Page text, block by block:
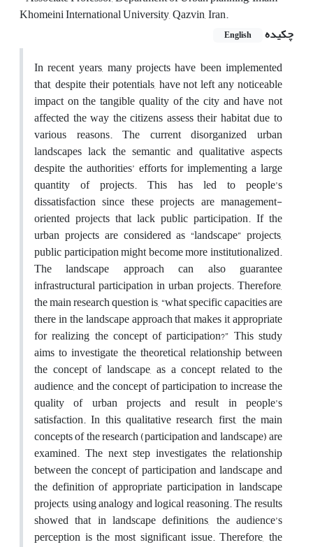
Khomeini International University, Qazvin, Iran.
چکیده
English
In recent years, many projects have been implemented
that, despite their potentials, have not left any noticeable
impact on the tangible quality of the city and have not
affected the way the citizens assess their habitat due to
various reasons. The current disorganized urban
landscapes lack the semantic and qualitative aspects
despite the authorities’ efforts for implementing a large
quantity of projects. This has led to people’s
dissatisfaction since these projects are management-
oriented projects that lack public participation. If the
urban projects are considered as “landscape” projects,
public participation might become more institutionalized.
The landscape approach can also guarantee
infrastructural participation in urban projects. Therefore,
the main research question is, “what specific capacities are
there in the landscape approach that makes it appropriate
for realizing the concept of participation?” This study
aims to investigate the theoretical relationship between
the concept of landscape, as a concept related to the
audience, and the concept of participation to increase the
quality of urban projects and result in people’s
satisfaction. In this qualitative research, first, the main
concepts of the research (participation and landscape) are
examined. The next step investigates the relationship
between the concept of participation and landscape and
the definition of appropriate participation in landscape
projects, using analogy and logical reasoning. The results
showed that in landscape definitions, the audience’s
perception is the most significant issue. Therefore, the